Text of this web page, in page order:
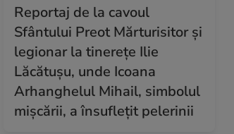
Reportaj de la cavoul
Sfântului Preot Mărturisitor și
legionar la tinerețe Ilie
Lăcătușu, unde Icoana
Arhanghelul Mihail, simbolul
mișcării, a însuflețit pelerinii